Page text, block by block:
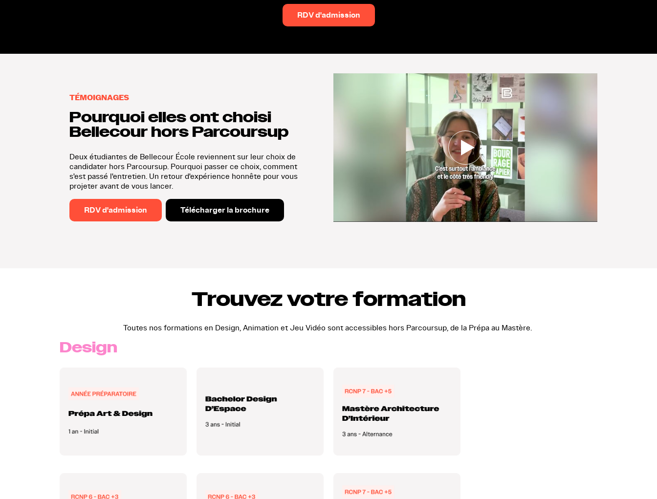
RDV d'admission
TÉMOIGNAGES
Pourquoi elles ont choisi
Bellecour hors Parcoursup
Deux étudiantes de Bellecour École reviennent sur leur choix de
candidater hors Parcoursup. Pourquoi passer ce choix, comment
s'est passé l'entretien. Un retour d'expérience honnête pour vous
projeter avant de vous lancer.
RDV d'admission Télécharger la brochure
Pourquoi elles ont choisi
Bellecour hors
Parcoursup
Trouvez votre formation
Toutes nos formations en Design, Animation et Jeu Vidéo sont accessibles hors Parcoursup, de la Prépa au Mastère.
Design